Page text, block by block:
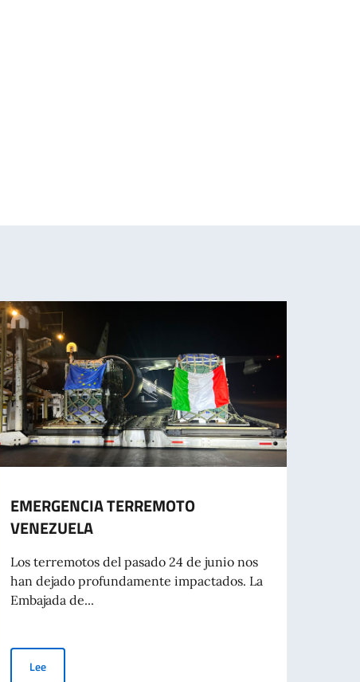
EMERGENCIA TERREMOTO
VENEZUELA
Los terremotos del pasado 24 de junio nos
han dejado profundamente impactados. La
Embajada de...
LeeEMERGENCIA TERREMOTO VENEZUELA